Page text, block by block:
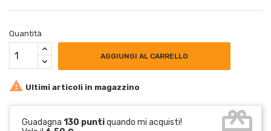
Quantità
AGGIUNGI AL CARRELLO
 Ultimi articoli in magazzino
Guadagna 130 puntiquando mi acquisti!